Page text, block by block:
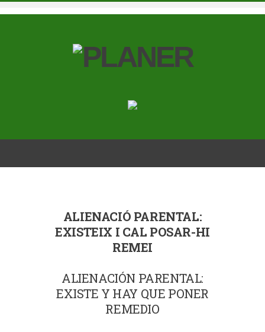
ALIENACIÓ PARENTAL:
EXISTEIX I CAL POSAR-HI
REMEI
ALIENACIÓN PARENTAL:
EXISTE Y HAY QUE PONER
REMEDIO